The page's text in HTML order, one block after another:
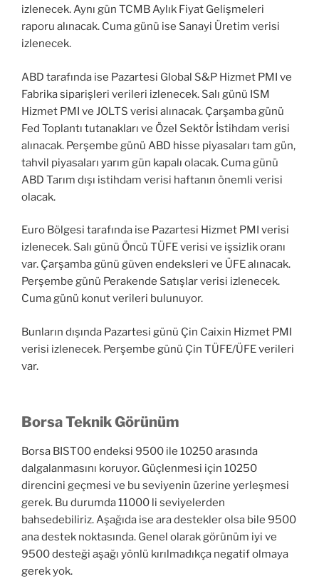
izlenecek. Aynı gün TCMB Aylık Fiyat Gelişmeleri
raporu alınacak. Cuma günü ise Sanayi Üretim verisi
izlenecek.
ABD tarafında ise Pazartesi Global S&P Hizmet PMI ve
Fabrika siparişleri verileri izlenecek. Salı günü ISM
Hizmet PMI ve JOLTS verisi alınacak. Çarşamba günü
Fed Toplantı tutanakları ve Özel Sektör İstihdam verisi
alınacak. Perşembe günü ABD hisse piyasaları tam gün,
tahvil piyasaları yarım gün kapalı olacak. Cuma günü
ABD Tarım dışı istihdam verisi haftanın önemli verisi
olacak.
Euro Bölgesi tarafında ise Pazartesi Hizmet PMI verisi
izlenecek. Salı günü Öncü TÜFE verisi ve işsizlik oranı
var. Çarşamba günü güven endeksleri ve ÜFE alınacak.
Perşembe günü Perakende Satışlar verisi izlenecek.
Cuma günü konut verileri bulunuyor.
Bunların dışında Pazartesi günü Çin Caixin Hizmet PMI
verisi izlenecek. Perşembe günü Çin TÜFE/ÜFE verileri
var.
Borsa Teknik Görünüm
Borsa BIST00 endeksi 9500 ile 10250 arasında
dalgalanmasını koruyor. Güçlenmesi için 10250
direncini geçmesi ve bu seviyenin üzerine yerleşmesi
gerek. Bu durumda 11000 li seviyelerden
bahsedebiliriz. Aşağıda ise ara destekler olsa bile 9500
ana destek noktasında. Genel olarak görünüm iyi ve
9500 desteği aşağı yönlü kırılmadıkça negatif olmaya
gerek yok.